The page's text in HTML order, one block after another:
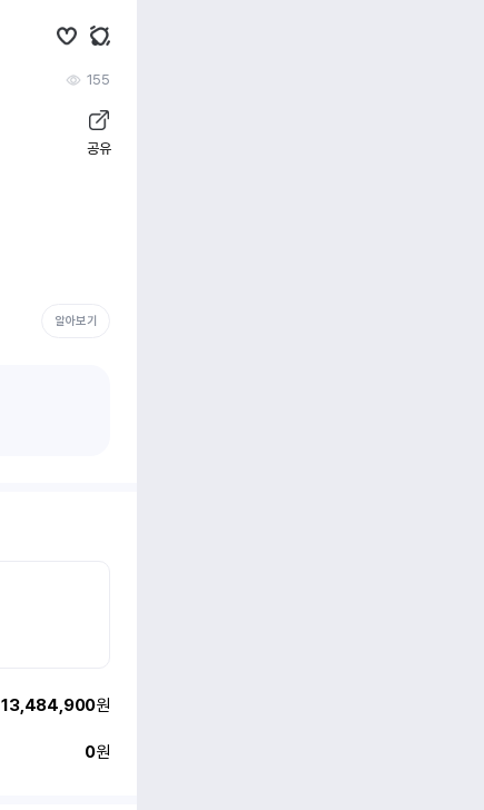
155
공유
알아보기
13,484,900원
0원